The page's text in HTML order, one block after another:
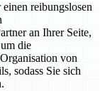
reibungslosen
an Ihrer Seite,
die
von
sodass Sie sich